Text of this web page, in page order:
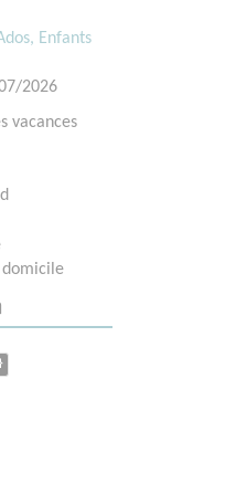
Enfants
2026
vacances
domicile